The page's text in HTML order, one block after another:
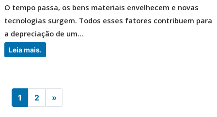
O tempo passa, os bens materiais envelhecem e novas
tecnologias surgem. Todos esses fatores contribuem para
a depreciação de um...
Leia mais.
Posts navigation
1 2 »